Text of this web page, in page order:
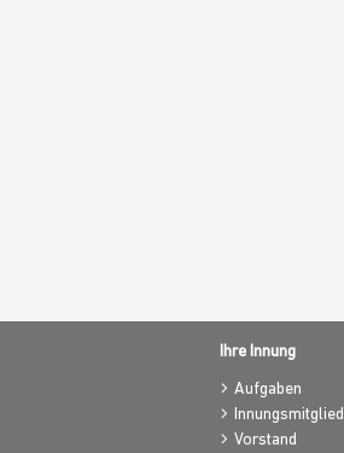
Ihre Innung
Aufgaben
Vorstand